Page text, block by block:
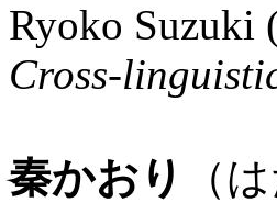
Ryoko Suzuki
Cross-
秦かおり
（